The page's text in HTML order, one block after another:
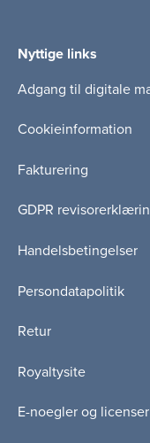
Nyttige links
Adgang til digitale
Cookieinformation
Fakturering
GDPR
Handelsbetingelser
Persondatapolitik
Retur
Royaltysite
E-noegler og licenser